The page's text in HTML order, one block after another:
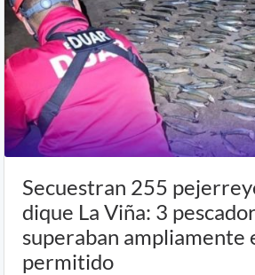
Secuestran 255
dique La Viña: 3
superaban ampliamente
permitido